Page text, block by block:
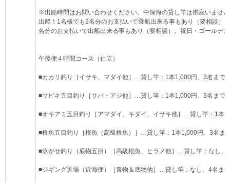
※出船時間はお問い合わせください。中深海の貸し竿は御座いませ
出船！1名様でも2名分のお支払いで乗船出来る事もあり（要相談）
名分のお支払いで出船出来る事もあり（要相談）。祝日・ゴールデ
午後便４時間コース（仕立）
■カカリ釣り［イサキ、マダイ他］…貸し竿：1本1,000円、3名まで
■サビキ五目釣り［サバ・アジ他］…貸し竿：1本1,000円、3名まで
■オキアミ五目釣り［アマダイ、キダイ、イサキ他］…貸し竿：1本
■根魚五目釣り［根魚（高級根魚）］…貸し竿：1本1,000円、3名ま
■泳がせ釣り（底物五目）［高級根魚、ヒラメ他］…貸し竿：なし
■ジギング近場（近海便）［青物＆底物他］…貸し竿：なし、4名ま